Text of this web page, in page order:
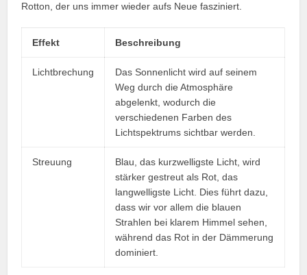
Rotton, der uns immer wieder aufs Neue fasziniert.
Effekt Beschreibung
Lichtbrechung
Das Sonnenlicht wird auf seinem
Weg durch die Atmosphäre
abgelenkt, wodurch die
verschiedenen Farben des
Lichtspektrums sichtbar werden.
Streuung
Blau, das kurzwelligste Licht, wird
stärker gestreut als Rot, das
langwelligste Licht. Dies führt dazu,
dass wir vor allem die blauen
Strahlen bei klarem Himmel sehen,
während das Rot in der Dämmerung
dominiert.